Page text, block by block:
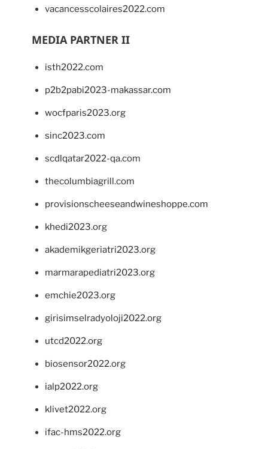
vacancesscolaires2022.com
MEDIA PARTNER II
isth2022.com
p2b2pabi2023-makassar.com
wocfparis2023.org
sinc2023.com
scdlqatar2022-qa.com
thecolumbiagrill.com
provisionscheeseandwineshoppe.com
khedi2023.org
akademikgeriatri2023.org
marmarapediatri2023.org
emchie2023.org
girisimselradyoloji2022.org
utcd2022.org
biosensor2022.org
ialp2022.org
klivet2022.org
ifac-hms2022.org